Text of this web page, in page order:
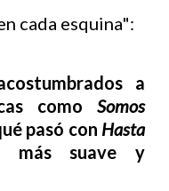
a
comoSomos
pasó con Hasta
más suave y